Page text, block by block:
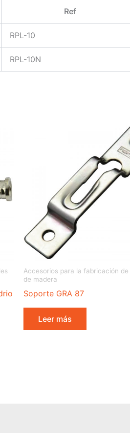
Ref
RPL-10
RPL-10N
Accesorios para la fabricación de
de madera
Soporte GRA 87
Leer más